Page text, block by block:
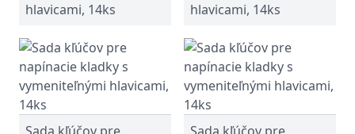
hlavicami, 14ks
hlavicami, 14ks